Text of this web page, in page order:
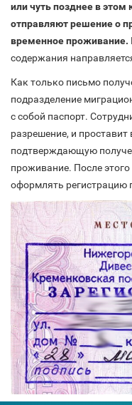
или чуть позднее в
отправляют решение о
временное проживание.
содержания
Как только письмо
подразделение
с собой паспорт.
разрешение, и
подтверждающую
проживание. После
оформлять регистрацию